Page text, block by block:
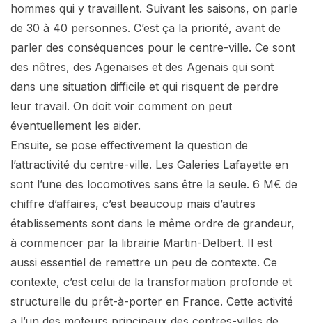
hommes qui y travaillent. Suivant les saisons, on parle
de 30 à 40 personnes. C’est ça la priorité, avant de
parler des conséquences pour le centre-ville. Ce sont
des nôtres, des Agenaises et des Agenais qui sont
dans une situation difficile et qui risquent de perdre
leur travail. On doit voir comment on peut
éventuellement les aider.
Ensuite, se pose effectivement la question de
l’attractivité du centre-ville. Les Galeries Lafayette en
sont l’une des locomotives sans être la seule. 6 M€ de
chiffre d’affaires, c’est beaucoup mais d’autres
établissements sont dans le même ordre de grandeur,
à commencer par la librairie Martin-Delbert. Il est
aussi essentiel de remettre un peu de contexte. Ce
contexte, c’est celui de la transformation profonde et
structurelle du prêt-à-porter en France. Cette activité